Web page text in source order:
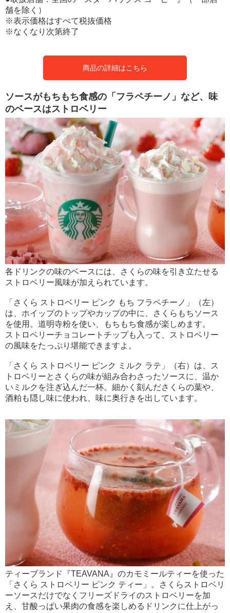
舗を除く）
※表示価格はすべて税抜価格
※なくなり次第終了
商品の詳細はこちら
ソースがもちもち食感の「フラペチーノ」など、味
のベースはストロベリー
各ドリンクの味のベースには、さくらの味を引き立たせる
ストロベリー風味が加えられています。
「さくら ストロベリー ピンク もち フラペチーノ」（左）
は、ホイップのトップやカップの中に、さくらもちソース
を使用。道明寺粉を使い、もちもち食感が楽しめます。
ストロベリーチョコレートチップも入って、ストロベリー
の風味をたっぷり堪能できますよ。
「さくら ストロベリー ピンク ミルク ラテ」（右）は、ス
トロベリーとさくらの味が組み合わさったソースに、温か
いミルクを注ぎ込んだ一杯。細かく刻んださくらの葉や、
酒粕も隠し味に使われ、味に奥行きを出しています。
ティーブランド『TEAVANA』のカモミールティーを使った
「さくら ストロベリー ピンク ティー」。さくらストロベリ
ーソースだけでなくフリーズドライのストロベリーを加
え、甘酸っぱい果肉の食感を楽しめるドリンクに仕上がっ